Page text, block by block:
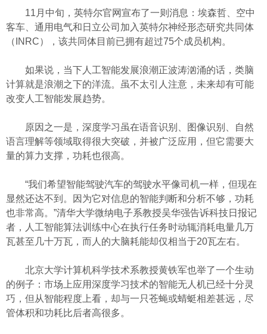
11月中旬，英特尔官网宣布了一则消息：埃森哲、空中
客车、通用电气和日立公司加入英特尔神经形态研究共同体
（INRC），该共同体目前已拥有超过75个成员机构。
如果说，当下人工智能发展浪潮正波涛汹涌的话，类脑
计算就是浪潮之下的洋流。虽不太引人注意，未来却有可能
改变人工智能发展趋势。
原因之一是，深度学习虽在语音识别、图像识别、自然
语言理解等领域取得很大突破，并被广泛应用，但它需要大
量的算力支撑，功耗也很高。
“我们希望智能驾驶汽车的驾驶水平像司机一样，但现在
显然还达不到。因为它对信息的智能判断和分析不够，功耗
也非常高。”清华大学微纳电子系教授吴华强告诉科技日报记
者，人工智能算法训练中心在执行任务时动辄消耗电量几万
瓦甚至几十万瓦，而人的大脑耗能却仅相当于20瓦左右。
北京大学计算机科学技术系教授黄铁军也举了一个生动
的例子：市场上应用深度学习技术的智能无人机已经十分灵
巧，但从智能程度上看，却与一只苍蝇或蜻蜓相差甚远，尽
管体积和功耗比后者高很多。